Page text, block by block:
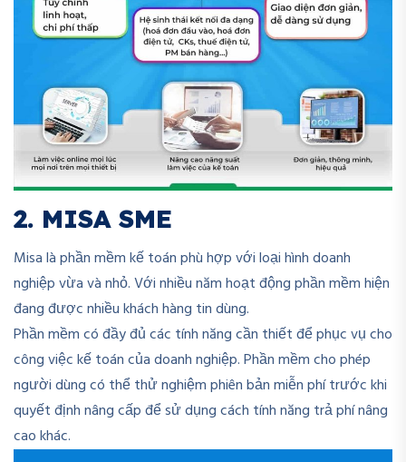
2. MISA SME
Misa là phần mềm kế toán phù hợp với loại hình doanh
nghiệp vừa và nhỏ. Với nhiều năm hoạt động phần mềm hiện
đang được nhiều khách hàng tin dùng.
Phần mềm có đầy đủ các tính năng cần thiết để phục vụ cho
công việc kế toán của doanh nghiệp. Phần mềm cho phép
người dùng có thể thử nghiệm phiên bản miễn phí trước khi
quyết định nâng cấp để sử dụng cách tính năng trả phí nâng
cao khác.